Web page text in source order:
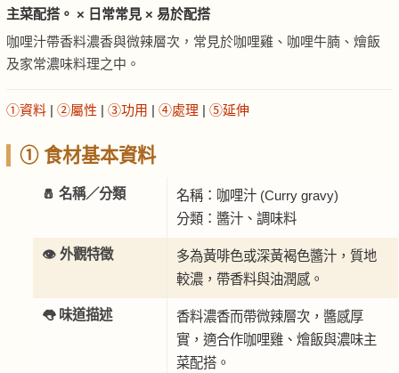
主菜配搭。 × 日常常見 × 易於配搭
咖哩汁帶香料濃香與微辣層次，常見於咖哩雞、咖哩牛腩、燴飯
及家常濃味料理之中。
①資料 | ②屬性 | ③功用 | ④處理 | ⑤延伸
① 食材基本資料
🧂 名稱／分類
名稱：咖哩汁 (Curry gravy)
分類：醬汁、調味料
👁️ 外觀特徵
多為黃啡色或深黃褐色醬汁，質地
較濃，帶香料與油潤感。
👅 味道描述
香料濃香而帶微辣層次，醬感厚
實，適合作咖哩雞、燴飯與濃味主
菜配搭。